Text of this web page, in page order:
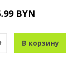
BYN
В корзину